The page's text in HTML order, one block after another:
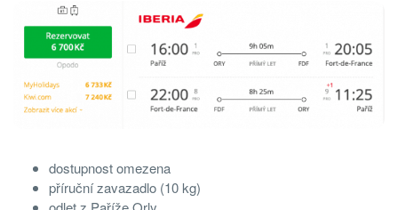
dostupnost omezena
příruční zavazadlo (10 kg)